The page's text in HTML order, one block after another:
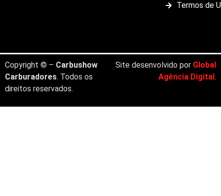
Termos de
Copyright © – Carbushow
Carburadores. Todos os
direitos reservados.
Site desenvolvido por Global
Agência Digital.